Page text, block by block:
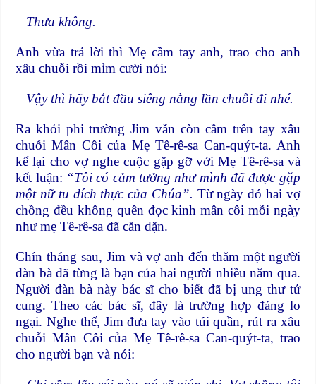
– Thưa không.
Anh vừa trả lời thì Mẹ cầm tay anh, trao cho anh
xâu chuỗi rồi mỉm cười nói:
– Vậy thì hãy bắt đầusiêng nằng lần chuỗi đi nhé.
Ra khỏi phi trường Jim vẫn còn cầm trên tay xâu
chuỗi Mân Côi của Mẹ Tê-rê-sa Can-quýt-ta. Anh
kể lại cho vợ nghe cuộc gặp gỡ với Mẹ Tê-rê-sa và
kết luận: “Tôi có cảm tưởng như mình đã được gặp
một nữ tu đích thực của Chúa”. Từ ngày đó hai vợ
chồng đều không quên đọc kinh mân côi mỗi ngày
như mẹ Tê-rê-sa đã căn dặn.
Chín tháng sau, Jim và vợ anh đến thăm một người
đàn bà đã từng là bạn của hai người nhiều năm qua.
Người đàn bà này bác sĩ cho biết đã bị ung thư tử
cung. Theo các bác sĩ, đây là trường hợp đáng lo
ngại. Nghe thế, Jim đưa tay vào túi quần, rút ra xâu
chuỗi Mân Côi của Mẹ Tê-rê-sa Can-quýt-ta, trao
cho người bạn và nói: